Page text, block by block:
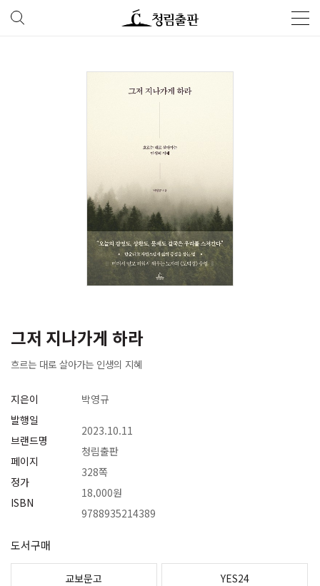
그저 지나가게 하라
흐르는 대로 살아가는 인생의 지혜
지은이
발행일
브랜드명
페이지
정가
ISBN
박영규
2023.10.11
청림출판
328쪽
18,000원
9788935214389
도서구매
교보문고 YES24